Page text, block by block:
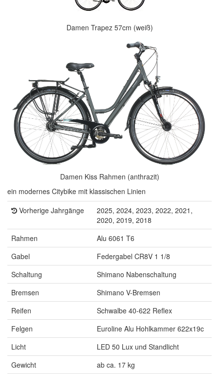
Damen Trapez 57cm (weiß)
Damen Kiss Rahmen (anthrazit)
ein modernes Citybike mit klassischen Linien
Vorherige Jahrgänge
2025, 2024, 2023, 2022, 2021,
2020, 2019, 2018
Rahmen
Alu 6061 T6
Gabel
Federgabel CR8V 1 1/8
Schaltung
Shimano Nabenschaltung
Bremsen
Shimano V-Bremsen
Reifen
Schwalbe 40-622 Reflex
Felgen
Euroline Alu Hohlkammer 622x19c
Licht
LED 50 Lux und Standlicht
Gewicht
ab ca. 17 kg